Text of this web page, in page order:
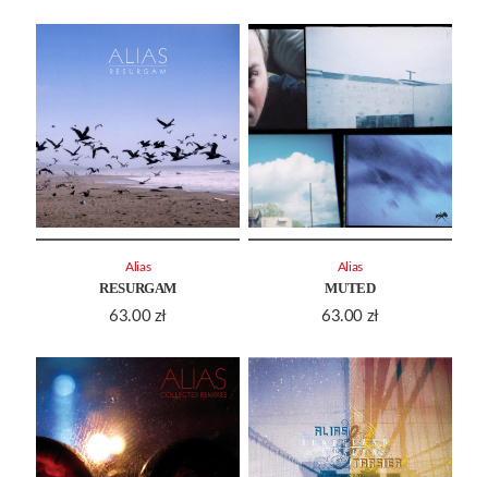
RESURGAM
63.00 zł
Alias
MUTED
63.00 zł
Alias